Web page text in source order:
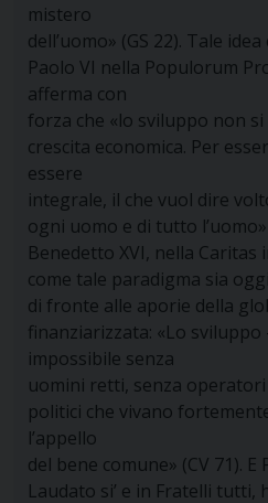
mistero
dell’uomo» (GS 22). Tale
Paolo VI nella Populorum
afferma con
forza che «lo sviluppo non
crescita economica. Per
essere
integrale, il che vuol dire
ogni uomo e di tutto l’uomo»
Benedetto XVI, nella
come tale paradigma sia
di fronte alle aporie della
finanziarizzata: «Lo sviluppo
impossibile senza
uomini retti, senza
politici che vivano
l’appello
del bene comune» (CV 71). E
Laudato si’ e in Fratelli